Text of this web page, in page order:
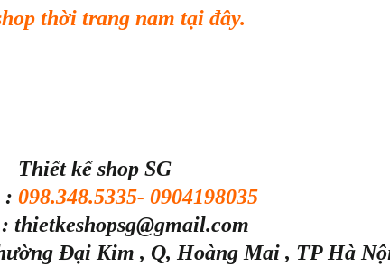
thời trang nam tại đây.
Thiết kế shop SG
: 098.348.5335- 0904198035
thietkeshopsg@gmail.com
Đại Kim , Q, Hoàng Mai , TP Hà